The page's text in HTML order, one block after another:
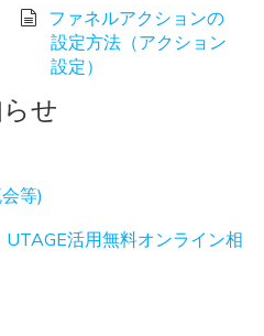
ファネルアクションの
設定方法（アクション
設定）
せ
等)
UTAGE活用無料オンライン相